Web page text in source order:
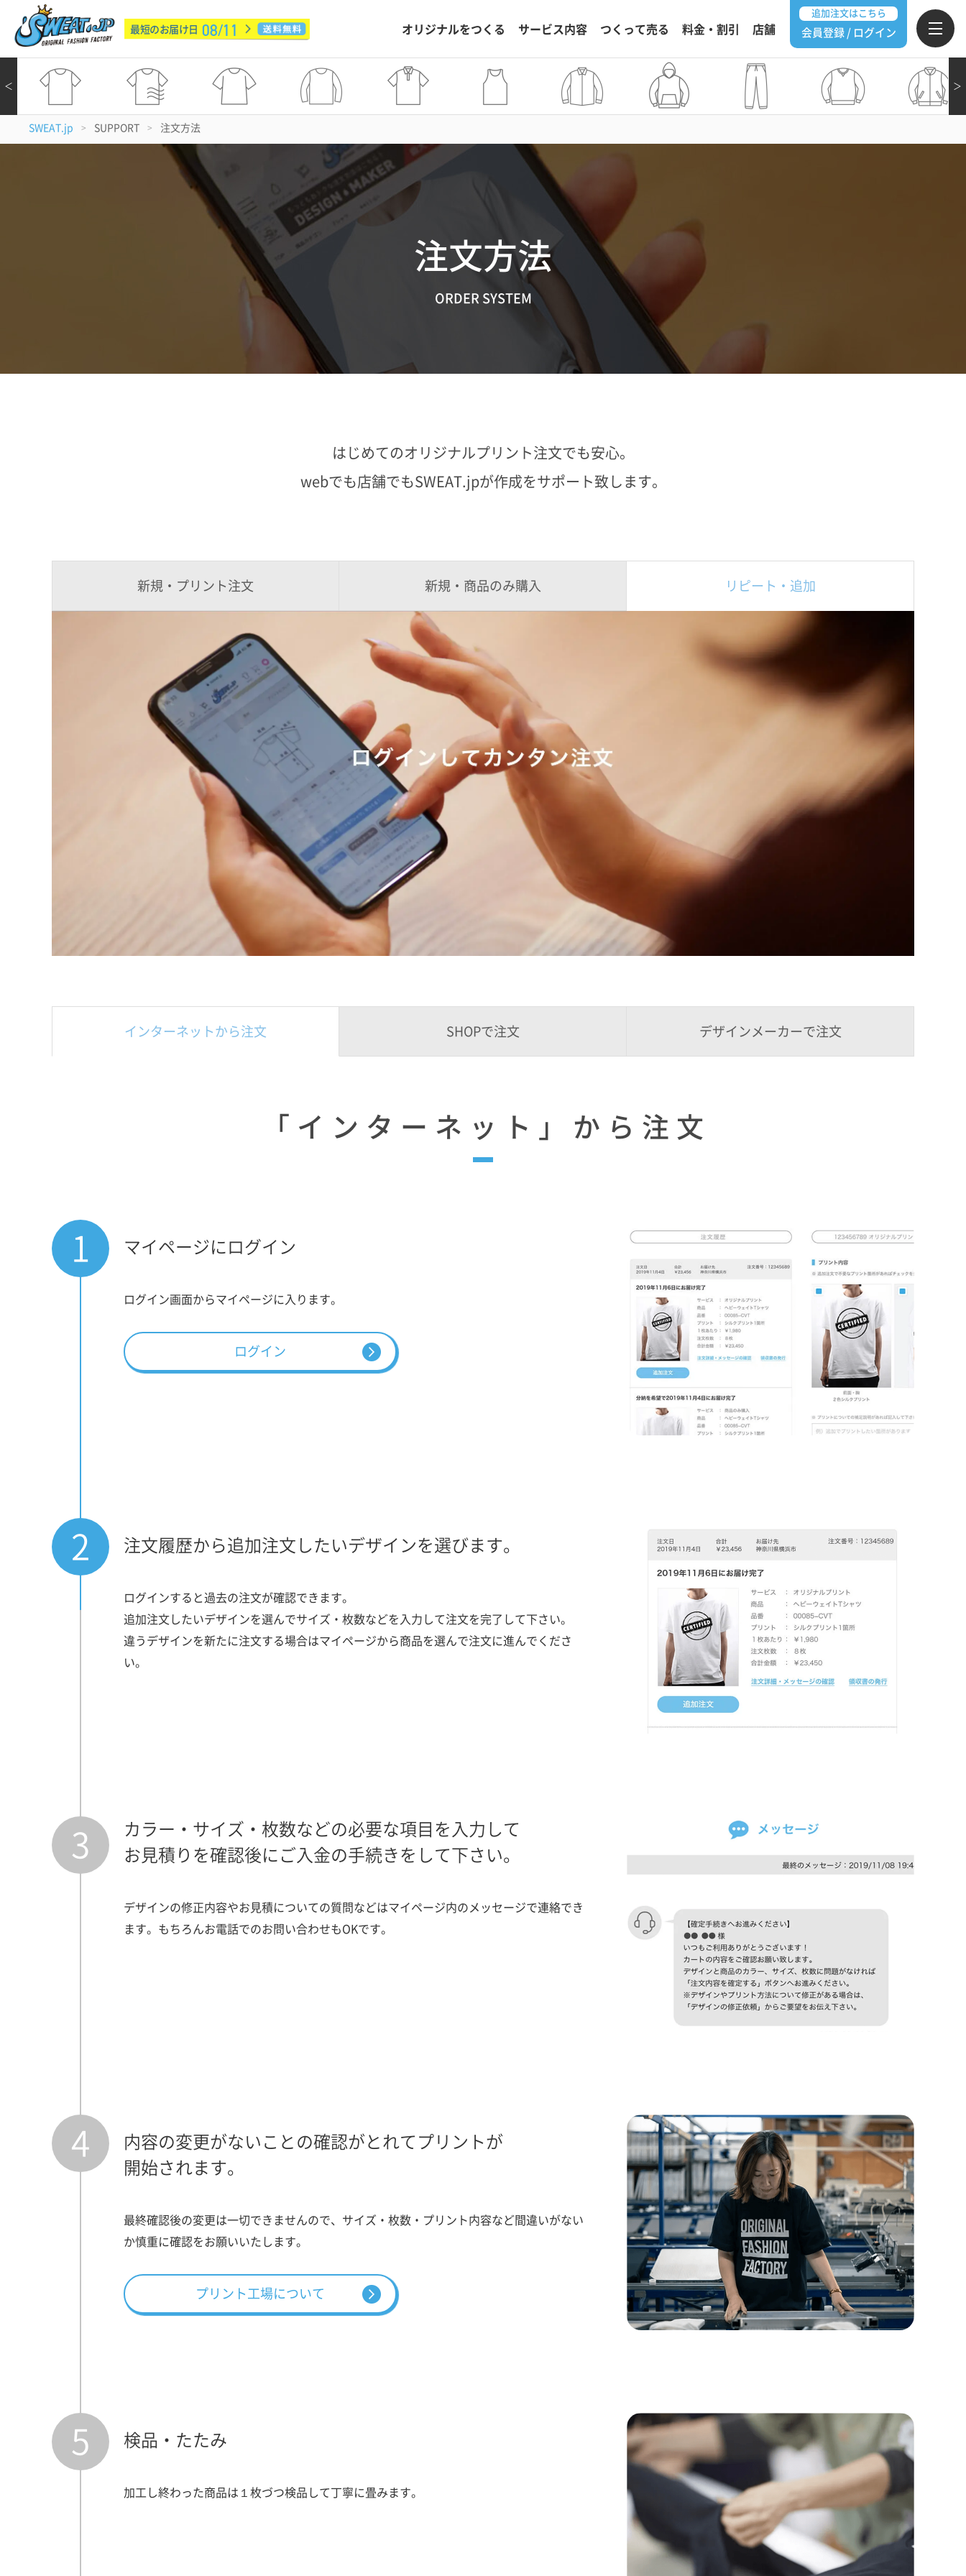
最短のお届け日 08/11 オリジナルをつくる サービス内容 つくって売る 料金・割引 店舗
追加注文はこちら
会員登録 / ログイン
＞
＜
SWEAT.jp > SUPPORT > 注文方法
注文方法
ORDER SYSTEM
はじめてのオリジナルプリント注文でも安心。
webでも店舗でもSWEAT.jpが作成をサポート致します。
新規・プリント注文 新規・商品のみ購入 リピート・追加
インターネットから注文 SHOPで注文 デザインメーカーで注文
「インターネット」から注文
1 マイページにログイン
ログイン画面からマイページに入ります。
ログイン
2 注文履歴から追加注文したいデザインを選びます。
ログインすると過去の注文が確認できます。
追加注文したいデザインを選んでサイズ・枚数などを入力して注文を完了して下さい。
違うデザインを新たに注文する場合はマイページから商品を選んで注文に進んでくださ
い。
3
カラー・サイズ・枚数などの必要な項目を入力して
お見積りを確認後にご入金の手続きをして下さい。
デザインの修正内容やお見積についての質問などはマイページ内のメッセージで連絡でき
ます。もちろんお電話でのお問い合わせもOKです。
4
内容の変更がないことの確認がとれてプリントが
開始されます。
最終確認後の変更は一切できませんので、サイズ・枚数・プリント内容など間違いがない
か慎重に確認をお願いいたします。
プリント工場について
5 検品・たたみ
加工し終わった商品は１枚づつ検品して丁寧に畳みます。